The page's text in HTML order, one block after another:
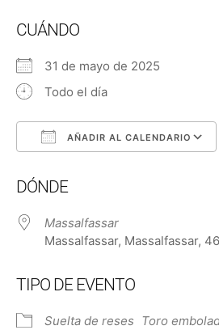
CUÁNDO
31 de mayo de 2025
Todo el día
AÑADIR AL CALENDARIO
DÓNDE
Massalfassar
Massalfassar, Massalfassar,
TIPO DE EVENTO
Suelta de reses Toro